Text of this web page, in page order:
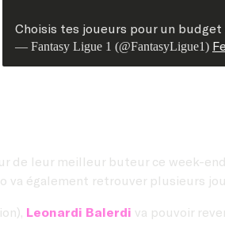
Choisis tes joueurs pour un
— Fantasy Ligue 1 (@FantasyLigue1)
de leur meilleur buteur ce week-
va également retrouver plusieurs
Leonardi Balerdi va pouvoir